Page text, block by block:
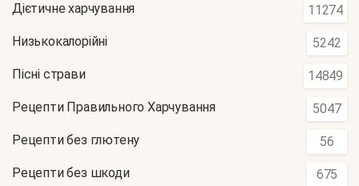
Дієтичне харчування 11274
Низькокалорійні 5242
Пісні страви 14849
Рецепти Правильного Харчування 5047
Рецепти без глютену 56
Рецепти без шкоди 675